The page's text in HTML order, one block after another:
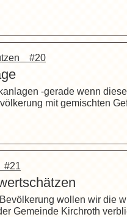
#20
-gerade wenn
mit gemischten
#21
wollen wir die
Gemeinde Kirchroth